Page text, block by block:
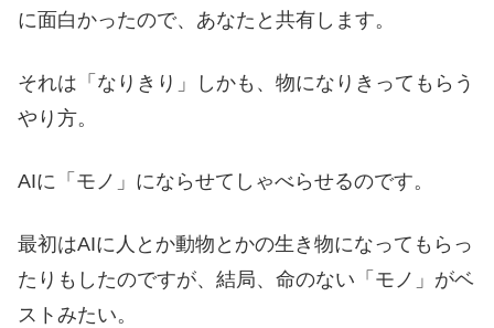
に面白かったので、あなたと共有します。
それは「なりきり」しかも、物になりきってもらう
やり方。
AIに「モノ」にならせてしゃべらせるのです。
最初はAIに人とか動物とかの生き物になってもらっ
たりもしたのですが、結局、命のない「モノ」がベ
ストみたい。